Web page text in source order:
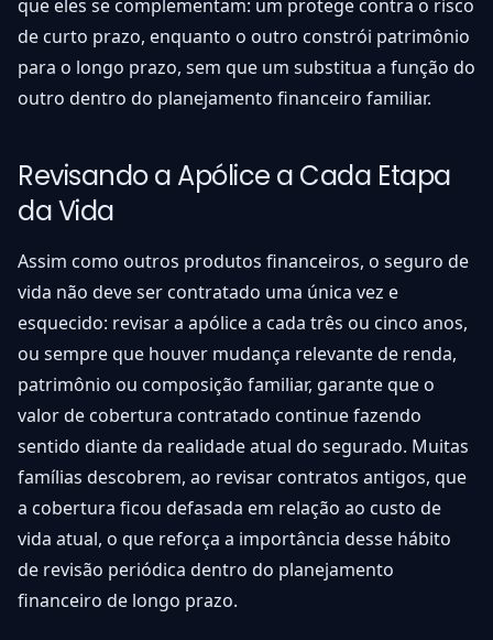
que eles se complementam: um protege contra o risco
de curto prazo, enquanto o outro constrói patrimônio
para o longo prazo, sem que um substitua a função do
outro dentro do planejamento financeiro familiar.
Revisando a Apólice a Cada Etapa
da Vida
Assim como outros produtos financeiros, o seguro de
vida não deve ser contratado uma única vez e
esquecido: revisar a apólice a cada três ou cinco anos,
ou sempre que houver mudança relevante de renda,
patrimônio ou composição familiar, garante que o
valor de cobertura contratado continue fazendo
sentido diante da realidade atual do segurado. Muitas
famílias descobrem, ao revisar contratos antigos, que
a cobertura ficou defasada em relação ao custo de
vida atual, o que reforça a importância desse hábito
de revisão periódica dentro do planejamento
financeiro de longo prazo.